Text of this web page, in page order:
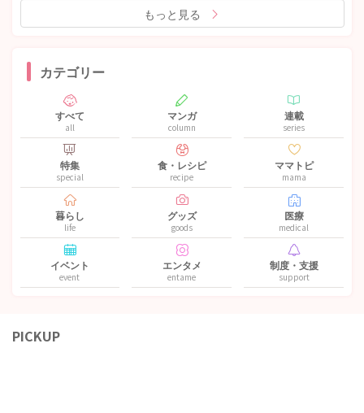
もっと見る
カテゴリー
すべて
all
マンガ
column
連載
series
特集
special
食・レシピ
recipe
ママトピ
mama
暮らし
life
グッズ
goods
医療
medical
イベント
event
エンタメ
entame
制度・支援
support
PICKUP